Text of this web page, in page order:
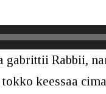
gabrittii Rabbii,
keessaa